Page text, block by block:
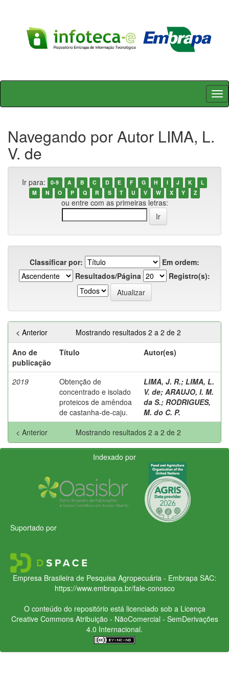
Skip
Navegando por Autor LIMA, L.
V. de
Ir para: 0-9 A B C D E F G H I J K
L
M
N O P Q R S T U V W X Y Z
ou entre com as primeiras letras:
Classificar por:
Em ordem:
Resultados/Página
Registro(s):
Mostrando resultados 2 a 2 de 2
< Anterior
Ano de
publicação
Título Autor(es)
2019
Obtenção de
concentrado e isolado
proteicos de amêndoa
de castanha-de-caju.
LIMA, J. R.; LIMA, L.
V. de; ARAUJO, I. M.
da S.; RODRIGUES,
M. do C. P.
Mostrando resultados 2 a 2 de 2
< Anterior
Indexado por
Suportado por
Empresa Brasileira de Pesquisa Agropecuária - Embrapa SAC:
https://www.embrapa.br/fale-conosco
O conteúdo do repositório está licenciado sob a Licença
Creative CommonsAtribuição - NãoComercial - SemDerivações
4.0 Internacional.